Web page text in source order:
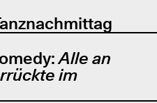
Alle an
im